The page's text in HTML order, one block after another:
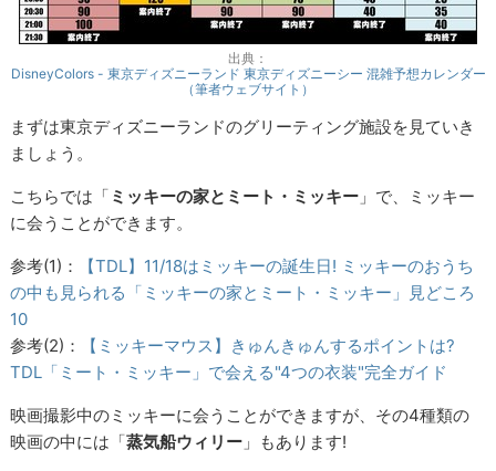
出典：
DisneyColors - 東京ディズニーランド 東京ディズニーシー 混雑予想カレンダー
（筆者ウェブサイト）
まずは東京ディズニーランドのグリーティング施設を見ていき
ましょう。
こちらでは「 ミッキーの家とミート・ミッキー 」で、ミッキー
に会うことができます。
参考(1)：
【TDL】11/18はミッキーの誕生日! ミッキーのおうち
の中も見られる「ミッキーの家とミート・ミッキー」見どころ
10
参考(2)：
【ミッキーマウス】きゅんきゅんするポイントは?
TDL「ミート・ミッキー」で会える"4つの衣装"完全ガイド
映画撮影中のミッキーに会うことができますが、その4種類の
映画の中には「蒸気船ウィリー 」もあります!